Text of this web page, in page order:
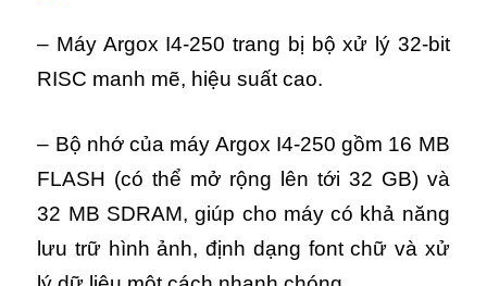
– Máy Argox I4-250 trang bị bộ xử lý 32-bit
RISC manh mẽ, hiệu suất cao.
– Bộ nhớ của máy Argox I4-250 gồm 16 MB
FLASH (có thể mở rộng lên tới 32 GB) và
32 MB SDRAM, giúp cho máy có khả năng
lưu trữ hình ảnh, định dạng font chữ và xử